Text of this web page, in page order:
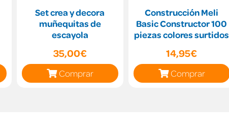
Set crea y decora
muñequitas de
escayola
35,00€
Comprar
Construcción Meli
Basic Constructor 100
piezas colores surtidos
14,95€
Comprar